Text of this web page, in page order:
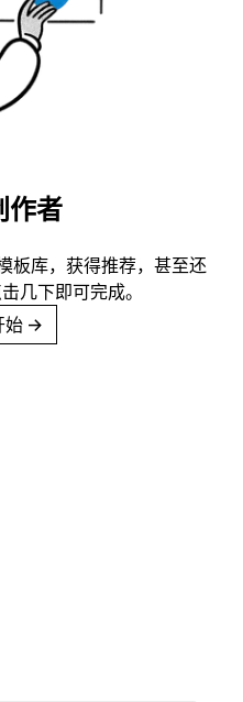
作者
板库，获得推荐，甚至还
几下即可完成。
始 →